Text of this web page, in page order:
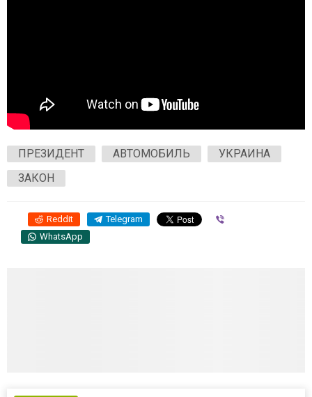
ПРЕЗИДЕНТ АВТОМОБИЛЬ
УКРАИНА
ЗАКОН
Reddit Telegram
WhatsApp